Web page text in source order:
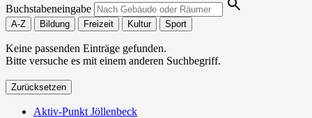
Buchstabeneingabe
A-Z Bildung Freizeit Kultur Sport
Keine passenden Einträge gefunden.
Bitte versuche es mit einem anderen Suchbegriff.
Zurücksetzen
Aktiv-Punkt Jöllenbeck